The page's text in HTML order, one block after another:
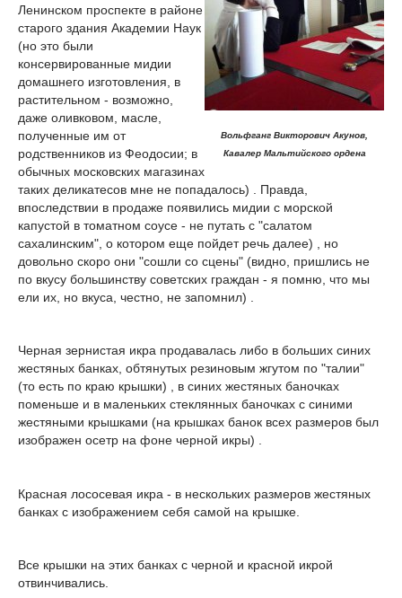
Вольфганг Викторович Акунов,
Кавалер Мальтийского ордена
Ленинском проспекте в районе
старого здания Академии Наук
(но это были
консервированные мидии
домашнего изготовления, в
растительном - возможно,
даже оливковом, масле,
полученные им от
родственников из Феодосии; в
обычных московских магазинах
таких деликатесов мне не попадалось) . Правда,
впоследствии в продаже появились мидии с морской
капустой в томатном соусе - не путать с "салатом
сахалинским", о котором еще пойдет речь далее) , но
довольно скоро они "сошли со сцены" (видно, пришлись не
по вкусу большинству советских граждан - я помню, что мы
ели их, но вкуса, честно, не запомнил) .
Черная зернистая икра продавалась либо в больших синих
жестяных банках, обтянутых резиновым жгутом по "талии"
(то есть по краю крышки) , в синих жестяных баночках
поменьше и в маленьких стеклянных баночках с синими
жестяными крышками (на крышках банок всех размеров был
изображен осетр на фоне черной икры) .
Красная лососевая икра - в нескольких размеров жестяных
банках с изображением себя самой на крышке.
Все крышки на этих банках с черной и красной икрой
отвинчивались.